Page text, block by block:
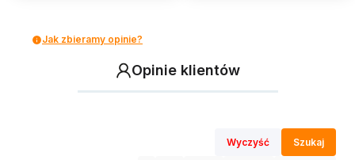
Jak zbieramy opinie?
Opinie klientów
Wyczyść Szukaj